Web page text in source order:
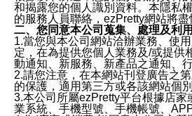
和揭露您的個人識別資料。本隱私
的服務人員聯絡，ezPretty網站將盡
二、您同意本公司蒐集、處理及利
1.當您與本公司網站洽辦業務、使
定，在為提供您個人業務及/或提供
動通知、新服務、新產品之通知、
2.請您注意，在本網站刊登廣告之
的保護，適用第三方或各該網站個
3.本公司所屬ezPretty平台根據店
業系統、手機型號、手機帳號、